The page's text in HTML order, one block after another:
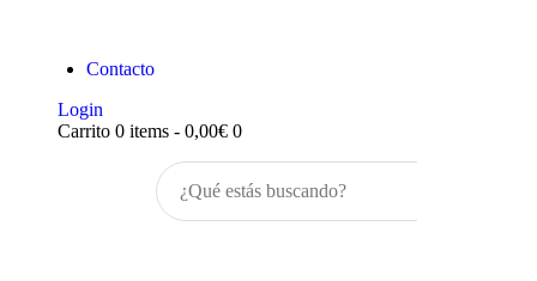
Contacto
Login
Carrito 0 items - 0,00€ 0